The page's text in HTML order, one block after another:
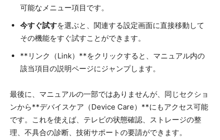
可能なメニュー項目です。
今すぐ試すを選ぶと、関連する設定画面に直接移動して
その機能をすぐ試すことができます。
**リンク（Link）**をクリックすると、マニュアル内の
該当項目の説明ページにジャンプします。
最後に、マニュアルの一部ではありませんが、同じセクショ
ンから**デバイスケア（Device Care）**にもアクセス可能
です。これを使えば、テレビの状態確認、ストレージの整
理、不具合の診断、技術サポートの要請ができます。